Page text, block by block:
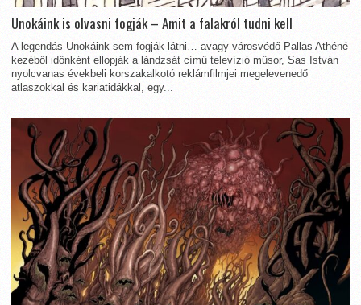
Unokáink is olvasni fogják – Amit a falakról tudni kell
A legendás Unokáink sem fogják látni… avagy városvédő Pallas Athéné
kezéből időnként ellopják a lándzsát című televízió műsor, Sas István
nyolcvanas évekbeli korszakalkotó reklámfilmjei megelevenedő
atlaszokkal és kariatidákkal, egy...